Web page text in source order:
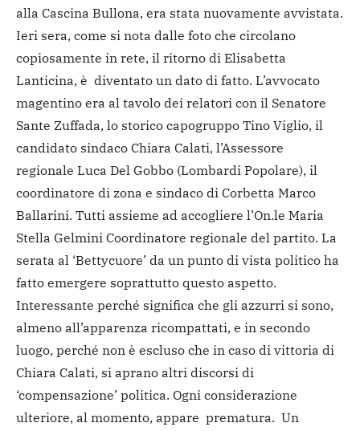
alla Cascina Bullona, era stata nuovamente avvistata.
Ieri sera, come si nota dalle foto che circolano
copiosamente in rete, il ritorno di Elisabetta
Lanticina, è diventato un dato di fatto. L’avvocato
magentino era al tavolo dei relatori con il Senatore
Sante Zuffada, lo storico capogruppo Tino Viglio, il
candidato sindaco Chiara Calati, l’Assessore
regionale Luca Del Gobbo (Lombardi Popolare), il
coordinatore di zona e sindaco di Corbetta Marco
Ballarini. Tutti assieme ad accogliere l’On.le Maria
Stella Gelmini Coordinatore regionale del partito. La
serata al ‘Bettycuore’ da un punto di vista politico ha
fatto emergere soprattutto questo aspetto.
Interessante perché significa che gli azzurri si sono,
almeno all’apparenza ricompattati, e in secondo
luogo, perché non è escluso che in caso di vittoria di
Chiara Calati, si aprano altri discorsi di
‘compensazione’ politica. Ogni considerazione
ulteriore, al momento, appare prematura. Un